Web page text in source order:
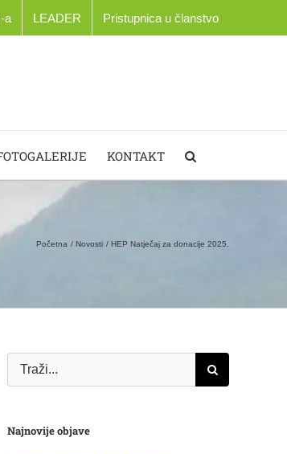
a LEADER Pristupnica u članstvo
KONTAKT
Početna Novosti HEP Natječaj za donacije 2025.
Najnovije objave